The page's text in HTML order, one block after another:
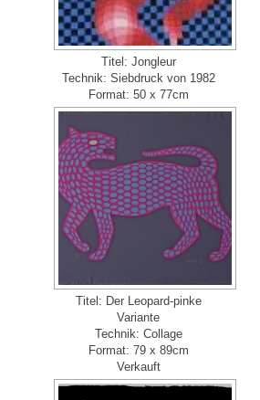
Titel: Jongleur
Technik: Siebdruck von 1982
Format: 50 x 77cm
Titel: Der Leopard-pinke
Variante
Technik: Collage
Format: 79 x 89cm
Verkauft